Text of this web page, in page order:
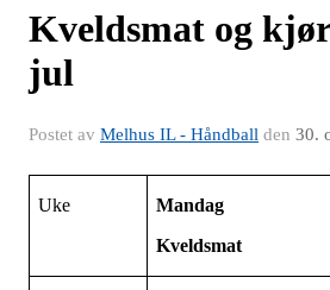
Kveldsmat og
jul
Postet av Melhus IL - Håndball den 30.
Uke
Mandag
Kveldsmat